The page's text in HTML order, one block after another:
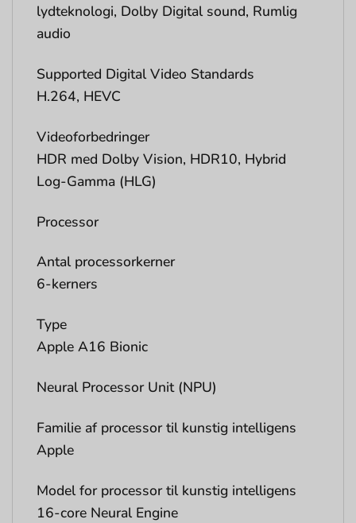
lydteknologi, Dolby Digital sound, Rumlig
audio
Supported Digital Video Standards
H.264, HEVC
Videoforbedringer
HDR med Dolby Vision, HDR10, Hybrid
Log-Gamma (HLG)
Processor
Antal processorkerner
6-kerners
Type
Apple A16 Bionic
Neural Processor Unit (NPU)
Familie af processor til kunstig intelligens
Apple
Model for processor til kunstig intelligens
16-core Neural Engine